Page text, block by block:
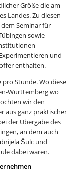
Größe die am
Landes. Zu diesen
Seminar für
sowie
und
enthalten.
pro Stunde. Wo diese
Württemberg wo
wir den
aus ganz praktischer
der Übergabe des
an dem auch
Šulc und
dabei waren.